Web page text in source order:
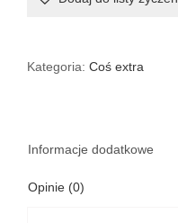
japońskie
Kategoria: Coś extra
Informacje dodatkowe
Opinie (0)